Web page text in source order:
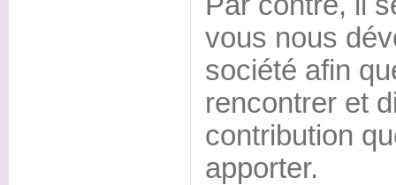
vous nous
société afin
rencontrer et
contribution
apporter.